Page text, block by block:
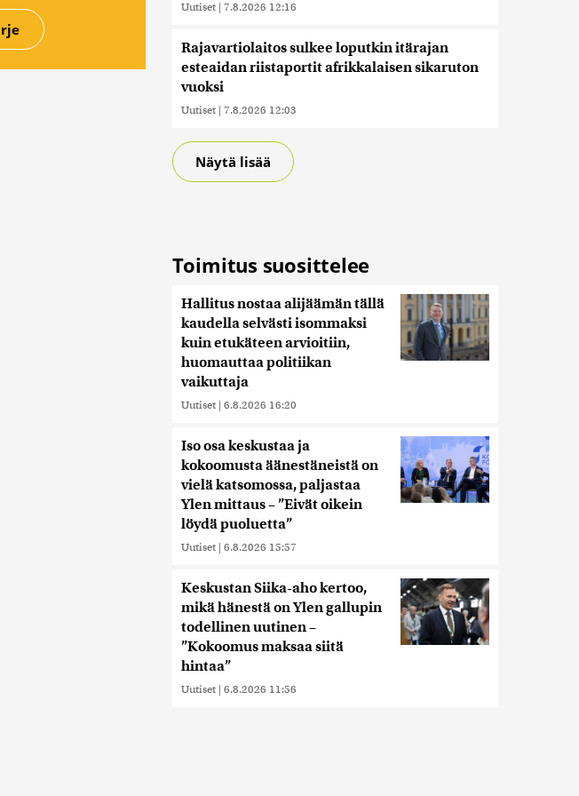
Uutiset | 7.8.2026 12:16
Rajavartiolaitos sulkee loputkin itärajan
esteaidan riistaportit afrikkalaisen sikaruton
vuoksi
Uutiset | 7.8.2026 12:03
Näytä lisää
Toimitus suosittelee
Hallitus nostaa alijäämän tällä
kaudella selvästi isommaksi
kuin etukäteen arvioitiin,
huomauttaa politiikan
vaikuttaja
Uutiset | 6.8.2026 16:20
Iso osa keskustaa ja
kokoomusta äänestäneistä on
vielä katsomossa, paljastaa
Ylen mittaus – ”Eivät oikein
löydä puoluetta”
Uutiset | 6.8.2026 15:57
Keskustan Siika-aho kertoo,
mikä hänestä on Ylen gallupin
todellinen uutinen –
”Kokoomus maksaa siitä
hintaa”
Uutiset | 6.8.2026 11:56